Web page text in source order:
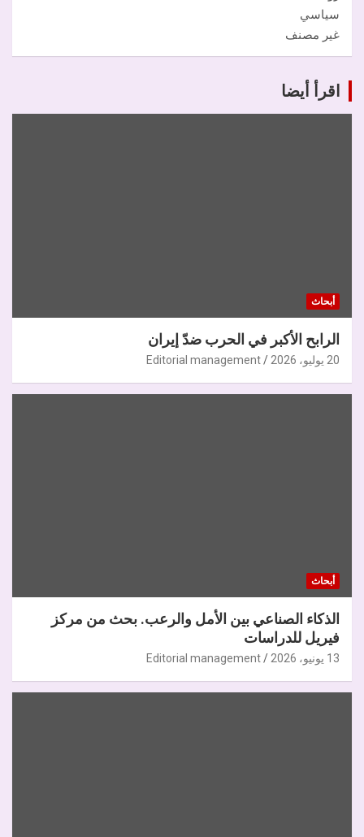
سياسي
غير مصنف
اقرأ أيضا
أبحاث
الرابح الأكبر في الحرب ضدّ إيران
20 يوليو، 2026 Editorial management
أبحاث
الذكاء الصناعي بين الأمل والرعب. بحث من مركز
فيريل للدراسات
13 يونيو، 2026 Editorial management